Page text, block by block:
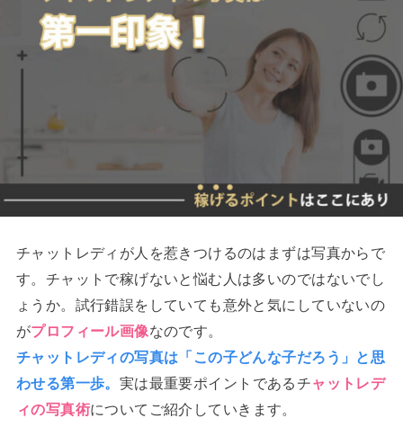
チャットレディが人を惹きつけるのはまずは写真からで
す。チャットで稼げないと悩む人は多いのではないでし
ょうか。試行錯誤をしていても意外と気にしていないの
がプロフィール画像なのです。
チャットレディの写真は「この子どんな子だろう」と思
わせる第一歩。 実は最重要ポイントであるチャットレデ
ィの写真術についてご紹介していきます。